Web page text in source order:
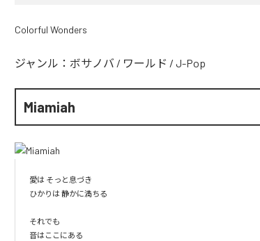
Colorful Wonders
ジャンル： ボサノバ / ワールド / J-Pop
Miamiah
愛は そっと息づき
ひかりは 静かに満ちる
それでも
音はここにある